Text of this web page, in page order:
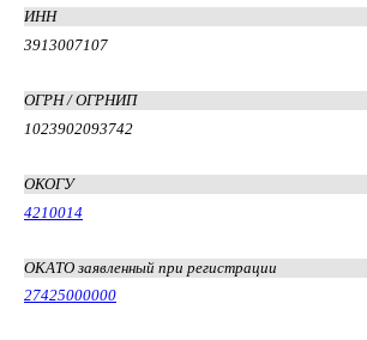
ИНН
3913007107
ОГРН / ОГРНИП
1023902093742
ОКОГУ
4210014
ОКАТО заявленный при регистрации
27425000000